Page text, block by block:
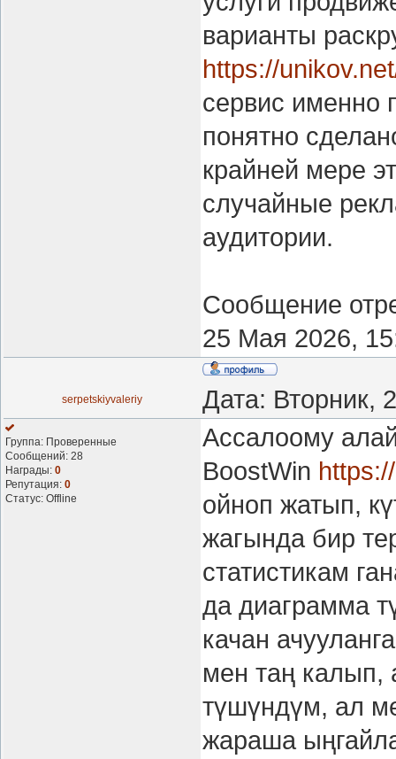
варианты
https://
сервис именно
понятно
крайней мере
случайные
аудитории.
Сообщение
25 Мая 2026,
serpetskiyvaleriy Дата: Вторник,
Группа: Проверенные
Сообщений: 28
Награды: 0
Репутация: 0
Статус: Offline
Ассалоому
BoostWin
ойноп жатып,
жагында бир
статистикам
да диаграмма
качан
мен таң калып,
түшүндүм, ал
жараша